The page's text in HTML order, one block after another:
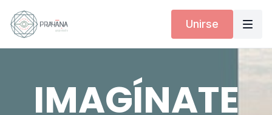
Unirse
IMAGÍNATE